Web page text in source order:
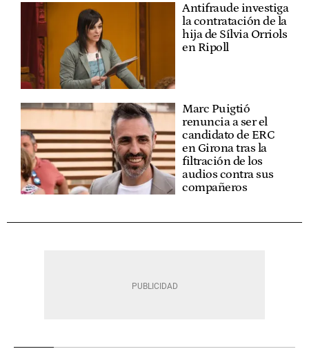
Antifraude investiga
la contratación de la
hija de Sílvia Orriols
en Ripoll
Marc Puigtió
renuncia a ser el
candidato de ERC
en Girona tras la
filtración de los
audios contra sus
compañeros